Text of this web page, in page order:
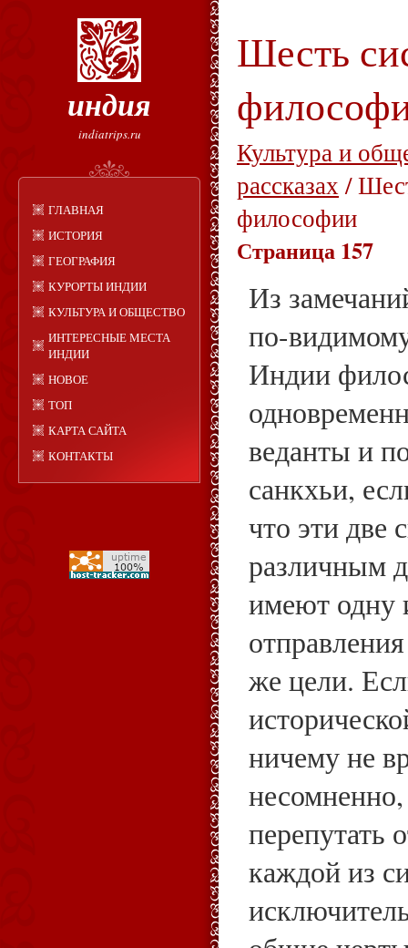
индия
indiatrips.ru
ГЛАВНАЯ
ИСТОРИЯ
ГЕОГРАФИЯ
КУРОРТЫ ИНДИИ
КУЛЬТУРА И ОБЩЕСТВО
ИНТЕРЕСНЫЕ МЕСТА
ИНДИИ
НОВОЕ
ТОП
КАРТА САЙТА
КОНТАКТЫ
Шесть
Культура и
рассказах/
философии
Страница 157
Из
по-
Индии
веданты и
санкхьи,
что эти две
различным
имеют одну
же цели.
ничему не
перепутать
каждой из